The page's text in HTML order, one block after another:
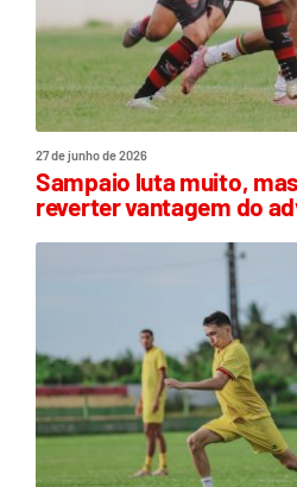
27 de junho de 2026
Sampaio luta muito,
reverter vantagem do